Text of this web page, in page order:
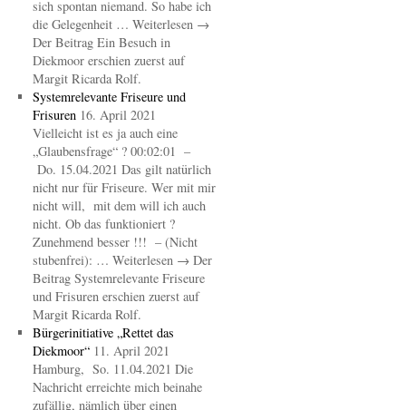
sich spontan niemand. So habe ich
die Gelegenheit … Weiterlesen →
Der Beitrag Ein Besuch in
Diekmoor erschien zuerst auf
Margit Ricarda Rolf.
Systemrelevante Friseure und
Frisuren 16. April 2021
Vielleicht ist es ja auch eine
„Glaubensfrage“ ? 00:02:01 –
Do. 15.04.2021 Das gilt natürlich
nicht nur für Friseure. Wer mit mir
nicht will, mit dem will ich auch
nicht. Ob das funktioniert ?
Zunehmend besser !!! – (Nicht
stubenfrei): … Weiterlesen → Der
Beitrag Systemrelevante Friseure
und Frisuren erschien zuerst auf
Margit Ricarda Rolf.
Bürgerinitiative „Rettet das
Diekmoor“ 11. April 2021
Hamburg, So. 11.04.2021 Die
Nachricht erreichte mich beinahe
zufällig, nämlich über einen